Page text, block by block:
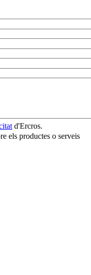
d'Ercros.
els productes o serveis